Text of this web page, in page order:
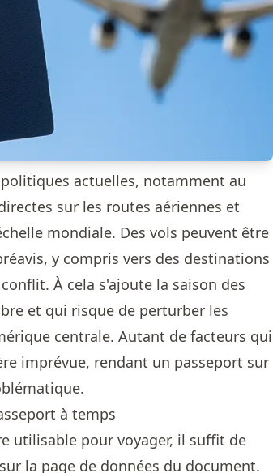
actuelles, notamment au
sur les routes aériennes et
mondiale. Des vols peuvent être
y compris vers des destinations
À cela s'ajoute la saison des
et qui risque de perturber les
centrale. Autant de facteurs qui
imprévue, rendant un passeport sur
à temps
utilisable pour voyager, il suffit de
la page de données du document.